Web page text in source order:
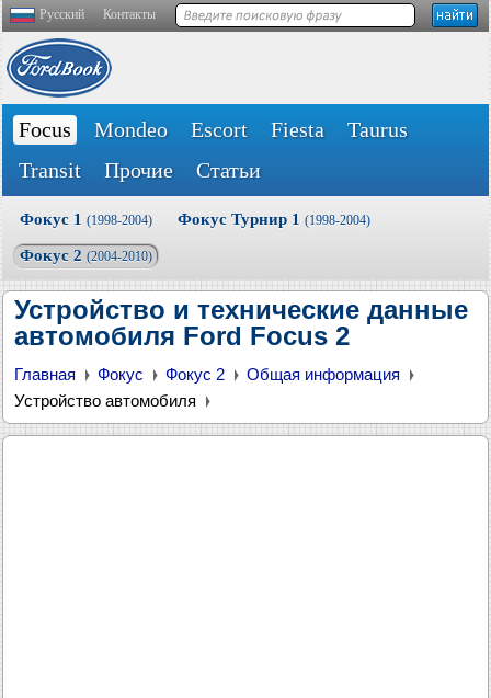
Русский Контакты
Focus Mondeo Escort Fiesta
Taurus
Transit
Прочие Статьи
Фокус 1 (1998-2004) Фокус Турнир 1 (1998-2004)
Фокус 2 (2004-2010)
Устройство и технические данные
автомобиля Ford Focus 2
Главная Фокус Фокус 2
Общая информация
Устройство автомобиля